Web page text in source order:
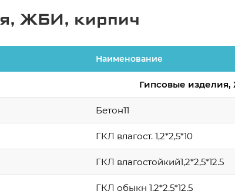
ЖБИ, кирпич
Наименование
Гипсовые
Бетон11
ГКЛ влагост. 1,2*2,5*10
ГКЛ влагостойкий1,2*2,5*12.5
ГКЛ обыкн 1,2*2,5*12,5